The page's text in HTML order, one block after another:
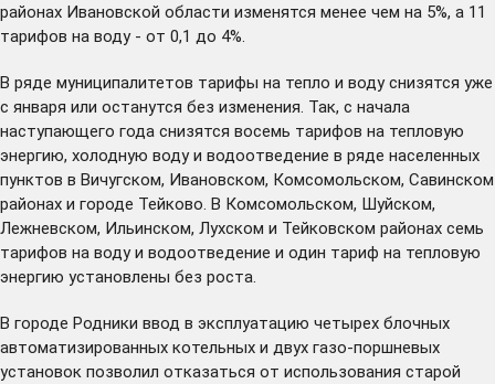
районах Ивановской области изменятся менее чем на 5%, а 11
тарифов на воду - от 0,1 до 4%.
В ряде муниципалитетов тарифы на тепло и воду снизятся уже
с января или останутся без изменения. Так, с начала
наступающего года снизятся восемь тарифов на тепловую
энергию, холодную воду и водоотведение в ряде населенных
пунктов в Вичугском, Ивановском, Комсомольском, Савинском
районах и городе Тейково. В Комсомольском, Шуйском,
Лежневском, Ильинском, Лухском и Тейковском районах семь
тарифов на воду и водоотведение и один тариф на тепловую
энергию установлены без роста.
В городе Родники ввод в эксплуатацию четырех блочных
автоматизированных котельных и двух газо-поршневых
установок позволил отказаться от использования старой